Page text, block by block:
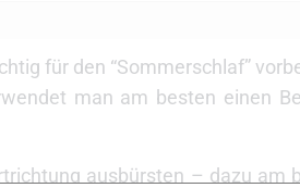
für den “Sommerschlaf”
man am besten einen
ausbürsten – dazu am